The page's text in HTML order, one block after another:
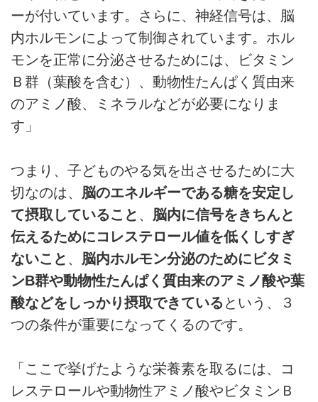
ーが付いています。さらに、神経信号は、脳
内ホルモンによって制御されています。ホル
モンを正常に分泌させるためには、ビタミン
Ｂ群（葉酸を含む）、動物性たんぱく質由来
のアミノ酸、ミネラルなどが必要になりま
す」
つまり、子どものやる気を出させるために大
切なのは、 脳のエネルギーである糖を安定し
て摂取していること 、 脳内に信号をきちんと
伝えるためにコレステロール値を低くしすぎ
ないこと 、 脳内ホルモン分泌のためにビタミ
ンB群や動物性たんぱく質由来のアミノ酸や葉
酸などをしっかり摂取できている という、３
つの条件が重要になってくるのです。
「ここで挙げたような栄養素を取るには、コ
レステロールや動物性アミノ酸やビタミンＢ